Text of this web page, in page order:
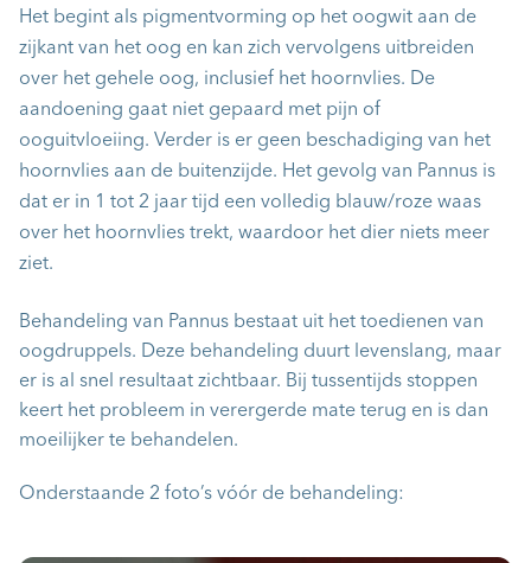
Het begint als pigmentvorming op het oogwit aan de
zijkant van het oog en kan zich vervolgens uitbreiden
over het gehele oog, inclusief het hoornvlies. De
aandoening gaat niet gepaard met pijn of
ooguitvloeiing. Verder is er geen beschadiging van het
hoornvlies aan de buitenzijde. Het gevolg van Pannus is
dat er in 1 tot 2 jaar tijd een volledig blauw/roze waas
over het hoornvlies trekt, waardoor het dier niets meer
ziet.
Behandeling van Pannus bestaat uit het toedienen van
oogdruppels. Deze behandeling duurt levenslang, maar
er is al snel resultaat zichtbaar. Bij tussentijds stoppen
keert het probleem in verergerde mate terug en is dan
moeilijker te behandelen.
Onderstaande 2 foto’s vóór de behandeling: